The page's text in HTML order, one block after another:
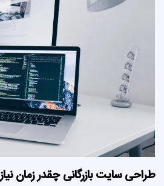
طراحی سایتبازرگانی چقدر زمان